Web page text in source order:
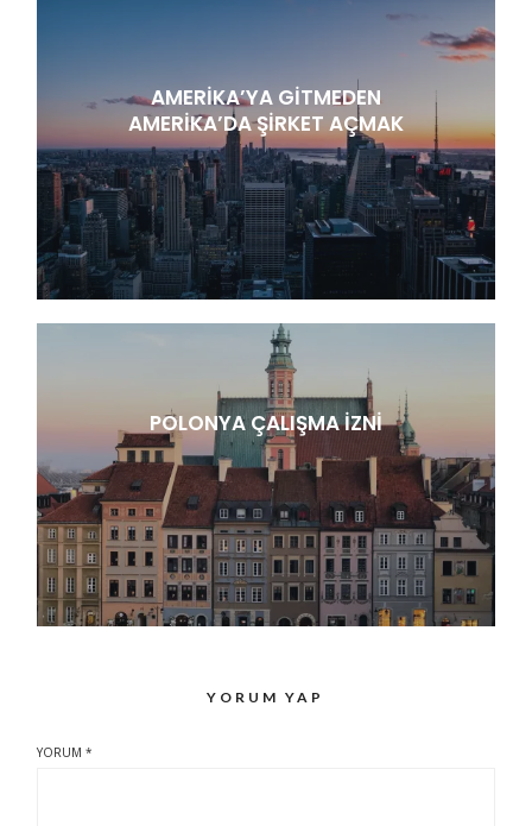
AMERIKA’YA GITMEDEN
AMERIKA’DA ŞIRKET AÇMAK
POLONYA ÇALIŞMA İZNI
YORUM YAP
YORUM*